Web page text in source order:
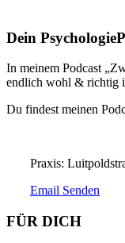
Dein
In meinem Podcast
endlich wohl & richtig
Du findest meinen
Praxis:
Email Senden
FÜR DICH